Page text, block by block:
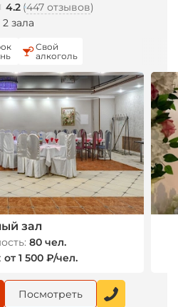
4.2 (447 отзывов)
2 зала
Свой
алкоголь
зал
80 чел.
от 1 500 ₽/чел.
Посмотреть